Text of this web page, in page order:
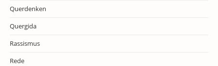
Querdenken
Quergida
Rassismus
Rede